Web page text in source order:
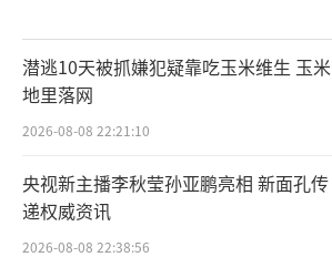
潜逃10天被抓嫌犯疑靠吃玉米维生 玉米
地里落网
2026-08-08 22:21:10
央视新主播李秋莹孙亚鹏亮相 新面孔传
递权威资讯
2026-08-08 22:38:56